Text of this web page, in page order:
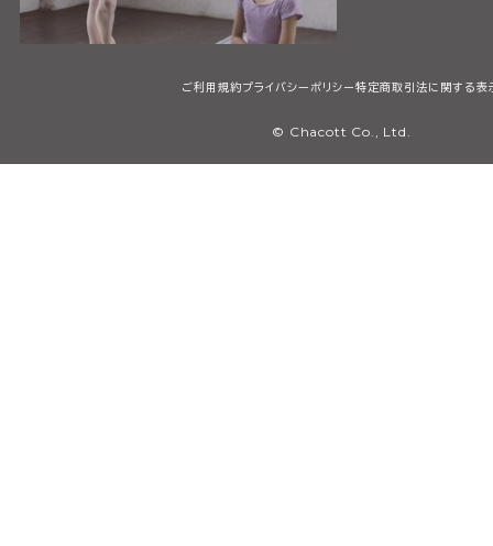
ご利用規約プライバシーポリシー特定商取引法に関する表
© Chacott Co., Ltd.